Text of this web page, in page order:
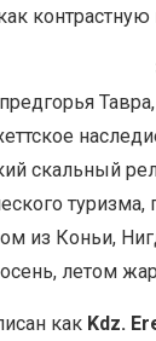
контрастную
скальный
из Коньи,
летом
как Kdz.